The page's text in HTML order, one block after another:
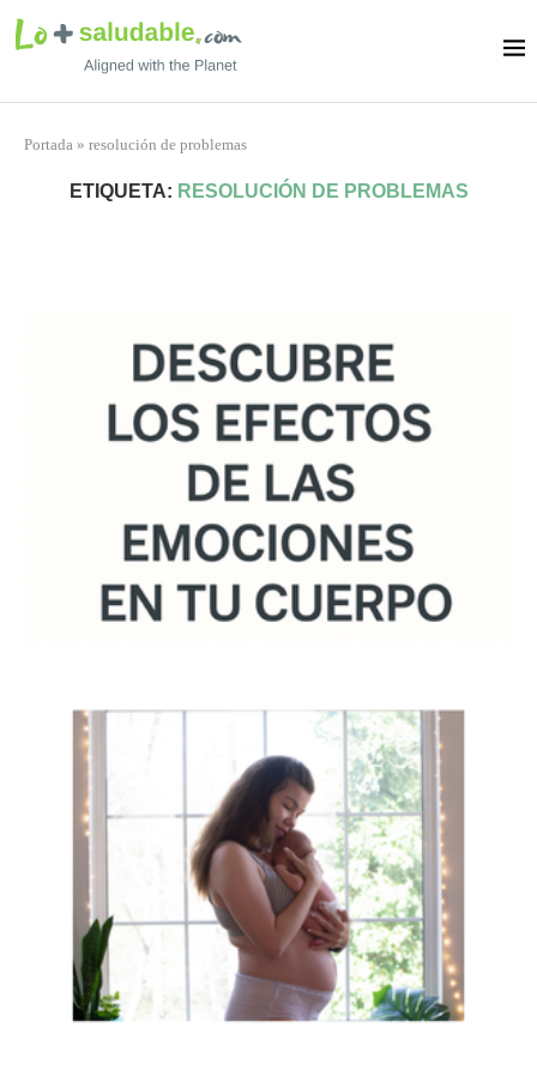
Portada » resolución de problemas
ETIQUETA: RESOLUCIÓN DE PROBLEMAS